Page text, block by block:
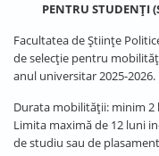
PENTRU STUDENȚI
Facultatea de Științe
de selecție pentru
anul universitar 2025-2026.
Durata mobilității: minim 2
Limita maximă de 12 luni
de studiu sau de